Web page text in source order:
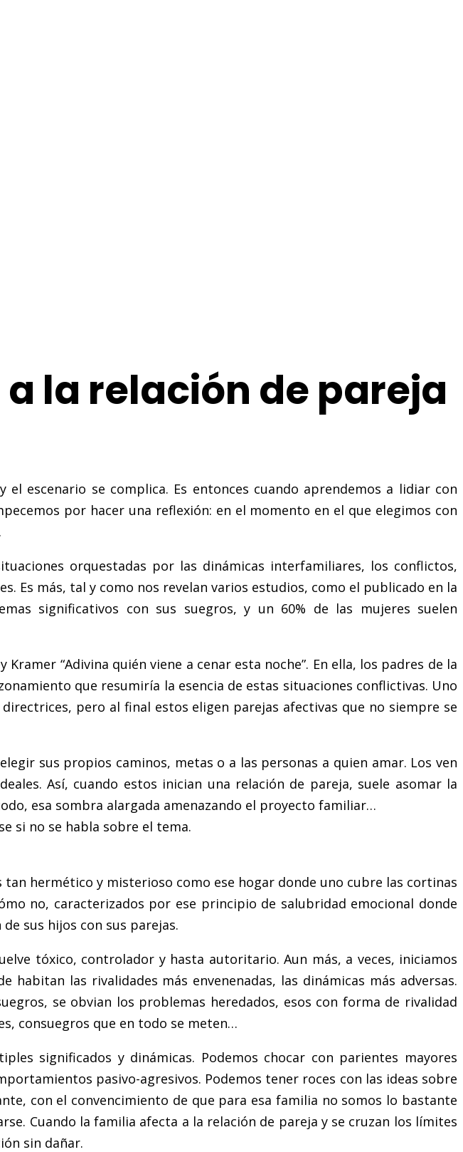
la relación de pareja
escenario se complica. Es entonces cuando aprendemos a lidiar con
por hacer una reflexión: en el momento en el que elegimos con
orquestadas por las dinámicas interfamiliares, los conflictos,
Es más, tal y como nos revelan varios estudios, como el publicado en la
significativos con sus suegros, y un 60% de las mujeres suelen
“Adivina quién viene a cenar esta noche”. En ella, los padres de la
que resumiría la esencia de estas situaciones conflictivas. Uno
pero al final estos eligen parejas afectivas que no siempre se
sus propios caminos, metas o a las personas a quien amar. Los ven
Así, cuando estos inician una relación de pareja, suele asomar la
esa sombra alargada amenazando el proyecto familiar…
si no se habla sobre el tema.
tan hermético y misterioso como ese hogar donde uno cubre las cortinas
no, caracterizados por ese principio de salubridad emocional donde
sus hijos con sus parejas.
tóxico, controlador y hasta autoritario. Aun más, a veces, iniciamos
las rivalidades más envenenadas, las dinámicas más adversas.
se obvian los problemas heredados, esos con forma de rivalidad
consuegros que en todo se meten…
significados y dinámicas. Podemos chocar con parientes mayores
pasivo-agresivos. Podemos tener roces con las ideas sobre
con el convencimiento de que para esa familia no somos lo bastante
Cuando la familia afecta a la relación de pareja y se cruzan los límites
sin dañar.